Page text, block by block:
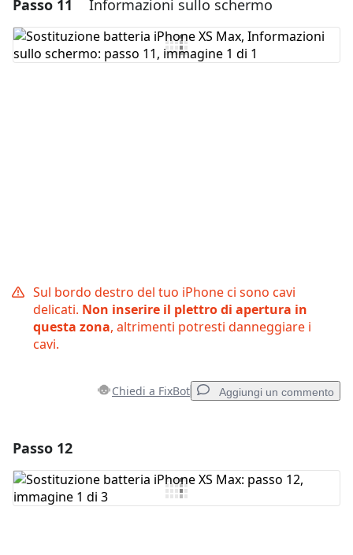
Aggiungi un commento
Aggiungi Commento
Passo 11 Informazioni sullo schermo
Sul bordo destro del tuo iPhone ci sono cavi
delicati. Non inserire il plettro di apertura in
questa zona, altrimenti potresti danneggiare i
cavi.
Chiedi a FixBot Aggiungi un commento
Aggiungi Commento
Passo 12